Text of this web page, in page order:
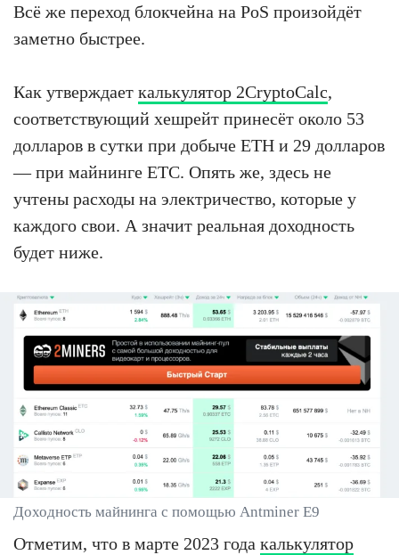
Всё же переход блокчейна на PoS произойдёт
заметно быстрее.
Как утверждает калькулятор 2CryptoCalc,
соответствующий хешрейт принесёт около 53
долларов в сутки при добыче ETH и 29 долларов
— при майнинге ETC. Опять же, здесь не
учтены расходы на электричество, которые у
каждого свои. А значит реальная доходность
будет ниже.
Доходность майнинга с помощью Antminer E9
Отметим, что в марте 2023 года калькулятор